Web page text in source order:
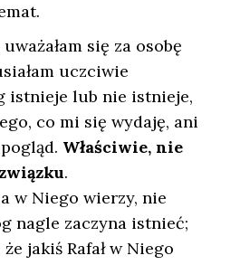
się za osobę
uczciwie
istnieje lub nie istnieje,
co mi się wydaję, ani
Właściwie, nie
.
w Niego wierzy, nie
nagle zaczyna istnieć;
jakiś Rafał w Niego